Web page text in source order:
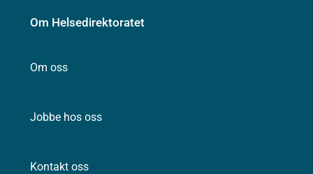
Om Helsedirektoratet
Om oss
Jobbe hos oss
Kontakt oss